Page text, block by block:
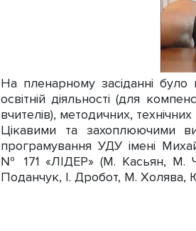
На пленарному засіданні
освітній діяльності (для
вчителів), методичних,
Цікавими та захоплюючими
програмування УДУ імені
№ 171 «ЛІДЕР» (М. Касьян, М.
Поданчук, І. Дробот, М.